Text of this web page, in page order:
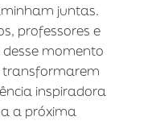
juntas.
professores e
momento
transformarem
inspiradora
a próxima